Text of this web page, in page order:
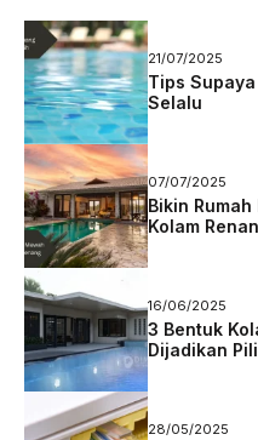
21/07/2025
Tips
Selalu
07/07/2025
Bikin
Kolam
16/06/2025
3 Bentuk
Dijadikan
28/05/2025